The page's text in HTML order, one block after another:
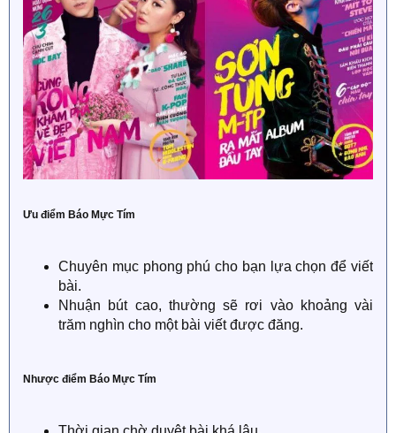
Ưu điểm Báo Mực Tím
Chuyên mục phong phú cho bạn lựa chọn để viết
bài.
Nhuận bút cao, thường sẽ rơi vào khoảng vài
trăm nghìn cho một bài viết được đăng.
Nhược điểm Báo Mực Tím